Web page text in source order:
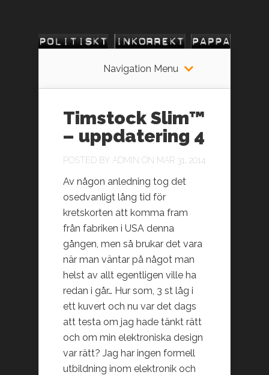
Navigation Menu
Timstock Slim™
– uppdatering 4
POSTED BY ADMIN ON MAR 31, 2014
Av någon anledning tog det
osedvanligt lång tid för
kretskorten att komma fram
från fabriken i USA denna
gången, men så brukar det vara
när man väntar på något man
helst av allt egentligen ville ha
redan i går… Hur som, 3 st låg i
ett kuvert och nu var det dags
att testa om jag hade tänkt rätt
och om min elektroniska design
var rätt? Jag har ingen formell
utbildning inom elektronik och